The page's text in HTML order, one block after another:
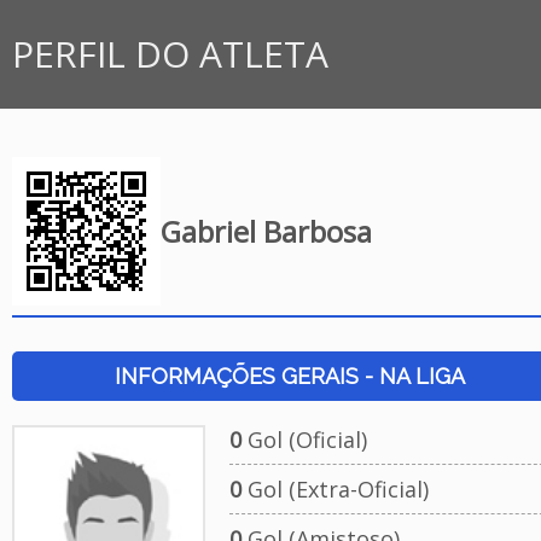
PERFIL DO ATLETA
Gabriel Barbosa
INFORMAÇÕES GERAIS - NA LIGA
0Gol (Oficial)
0Gol (Extra-Oficial)